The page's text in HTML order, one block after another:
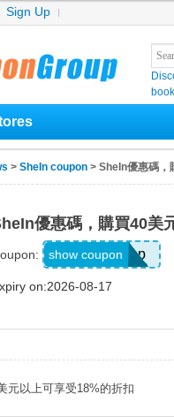
Sign Up
> SheIn coupon > SheIn優惠碼，
優惠碼，購買40美
motf26np
show coupon
on:2026-08-17
元以上可享受18%的折扣